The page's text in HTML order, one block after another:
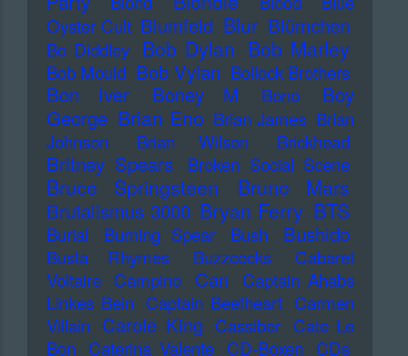
Oyster Cult Blumfeld Blur Blümchen
Bo Diddley Bob Dylan Bob Marley
Bob Mould Bob Vylan Bollock Brothers
Bon Iver Boney M Bono
Boy
George Brian Eno Brian James Brian
Johnson
Brian Wilson Brickhead
Britney Spears Broken Social Scene
Bruce Springsteen Bruno Mars
Brutalismus 3000 Bryan Ferry BTS
Burial Burning Spear Bush Bushido
Busta Rhymes Buzzcocks
Cabaret
Voltaire Campino Can
Captain Ahabs
Linkes Bein Captain Beefheart Carmen
Villain Carole King Cassiber Cate Le
Bon
Caterina Valente CD-Boxen
CDs